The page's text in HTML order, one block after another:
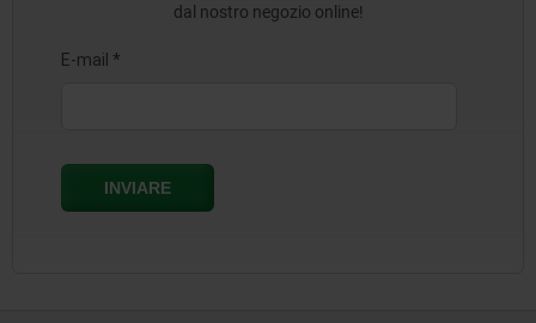
dal nostro negozio online!